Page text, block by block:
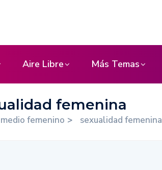
Aire Libre Más Temas
femenina
medio femenino > sexualidad femenina